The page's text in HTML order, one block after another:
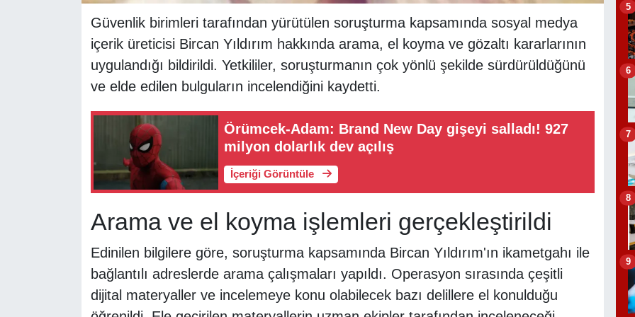
Güvenlik birimleri tarafından yürütülen soruşturma kapsamında sosyal medya
içerik üreticisi Bircan Yıldırım hakkında arama, el koyma ve gözaltı kararlarının
uygulandığı bildirildi. Yetkililer, soruşturmanın çok yönlü şekilde sürdürüldüğünü
ve elde edilen bulguların incelendiğini kaydetti.
Örümcek-Adam: Brand New Day gişeyi salladı! 927
milyon dolarlık dev açılış
İçeriği Görüntüle
Arama ve el koyma işlemleri gerçekleştirildi
Edinilen bilgilere göre, soruşturma kapsamında Bircan Yıldırım'ın ikametgahı ile
bağlantılı adreslerde arama çalışmaları yapıldı. Operasyon sırasında çeşitli
dijital materyaller ve incelemeye konu olabilecek bazı delillere el konulduğu
5
6
7
8
9